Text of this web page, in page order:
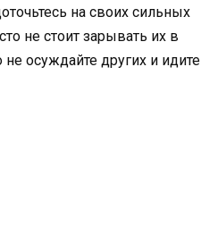
на своих сильных
не стоит зарывать их в
осуждайте других и идите